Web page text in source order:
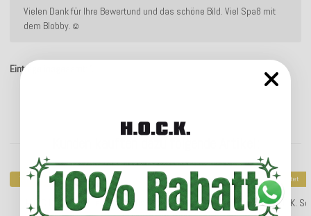
Vielen Dank für Ihre Bewertund und das schöne Bild. Viel Spaß mit
dem Blobby.☺️
Einträge insgesamt: 1
Top bewertet
H.O.C.K. Soft Nobile Kissen 50x30cm petrol 015 blau
Top bewertet
H.O.C.K.